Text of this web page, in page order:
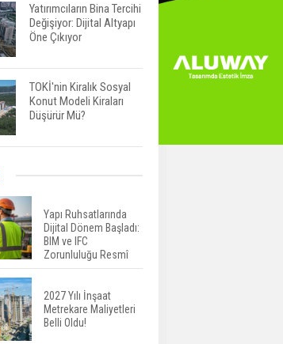
Yatırımcıların Bina Tercihi
Değişiyor: Dijital Altyapı
Öne Çıkıyor
TOKİ'nin Kiralık Sosyal
Konut Modeli Kiraları
Düşürür Mü?
Yüzde 16,2 Arttı
Konut Satışları Güçlü
Seyrini Korudu Yabancıya
Satış Geriledi
ABD'de İnşaat
Harcamaları Geriledi
Yapı Ruhsatlarında
Dijital Dönem Başladı:
BIM ve IFC
Zorunluluğu Resmî
2027 Yılı İnşaat
Metrekare Maliyetleri
Belli Oldu!